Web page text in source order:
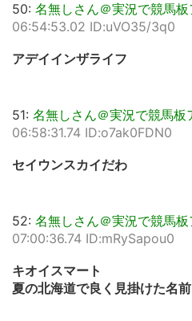
50: 名無しさん＠実況で競馬板
06:54:53.02 ID:uVO35/3q0
アデイインザライフ
51: 名無しさん＠実況で競馬板
06:58:31.74 ID:o7ak0FDN0
セイウンスカイだわ
52: 名無しさん＠実況で競馬板
07:00:36.74 ID:mRySapou0
キオイスマート
夏の北海道で良く見掛けた名前